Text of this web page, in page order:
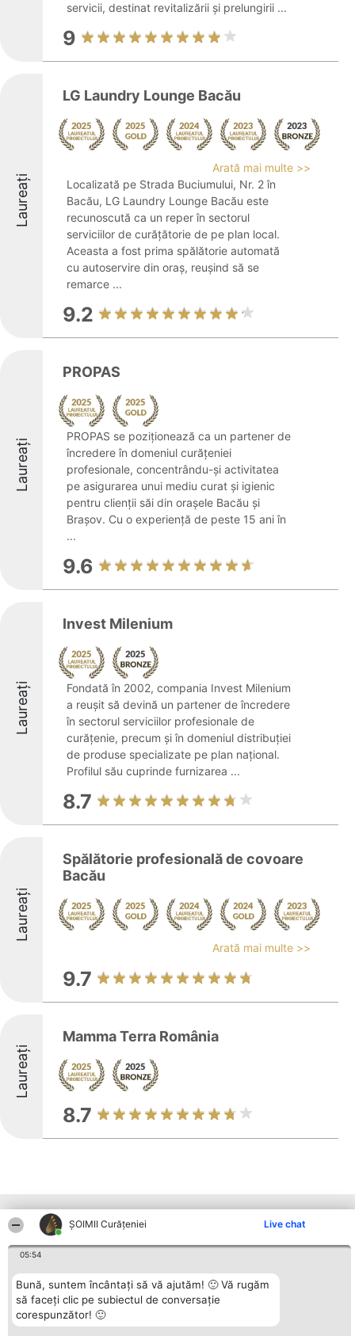
ȘOIMII Curățeniei Live chat
05:54
Bună, suntem încântați să vă ajutăm! 🙂 Vă rugăm
să faceți clic pe subiectul de conversație
corespunzător! 🙂
servicii, destinat revitalizării și prelungirii ...
9
Laureați
LG Laundry Lounge Bacău
Arată mai multe >>
Localizată pe Strada Buciumului, Nr. 2 în
Bacău, LG Laundry Lounge Bacău este
recunoscută ca un reper în sectorul
serviciilor de curățătorie de pe plan local.
Aceasta a fost prima spălătorie automată
cu autoservire din oraș, reușind să se
remarce ...
9.2
Laureați
PROPAS
PROPAS se poziționează ca un partener de
încredere în domeniul curățeniei
profesionale, concentrându-și activitatea
pe asigurarea unui mediu curat și igienic
pentru clienții săi din orașele Bacău și
Brașov. Cu o experiență de peste 15 ani în
...
9.6
Laureați
Invest Milenium
Fondată în 2002, compania Invest Milenium
a reușit să devină un partener de încredere
în sectorul serviciilor profesionale de
curățenie, precum și în domeniul distribuției
de produse specializate pe plan național.
Profilul său cuprinde furnizarea ...
8.7
Laureați
Spălătorie profesională de covoare
Bacău
Arată mai multe >>
9.7
Laureați
Mamma Terra România
8.7
Alte firme din zonă
Organizator Ranking
BRIGHT SOLUTIONS BR SRL
Aleea Timisul De Sus 2 Bl. A30
Sc. A Et. 4 Ap. 13 Cod 061952
București
Plebiscyt
Câștigătorii
Lista Tuturor
Contact
Contact